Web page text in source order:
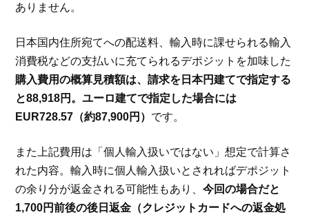
ありません。
日本国内住所宛てへの配送料、輸入時に課せられる輸入
消費税などの支払いに充てられるデポジットを加味した
購入費用の概算見積額は、請求を日本円建てで指定する
と88,918円。ユーロ建てで指定した場合には
EUR728.57（約87,900円） です。
また上記費用は「個人輸入扱いではない」想定で計算さ
れた内容。輸入時に個人輸入扱いとされればデポジット
の余り分が返金される可能性もあり、今回の場合だと
1,700円前後の後日返金（クレジットカードへの返金処